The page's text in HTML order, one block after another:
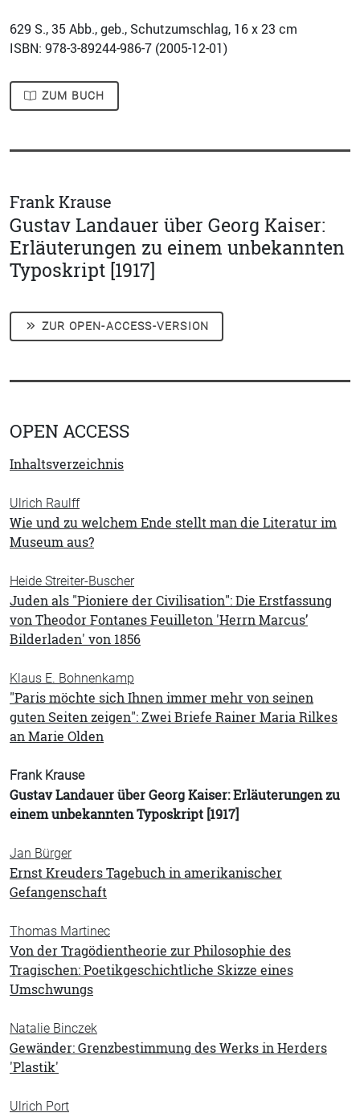
629 S., 35 Abb., geb., Schutzumschlag, 16 x 23 cm
ISBN: 978-3-89244-986-7 (2005-12-01)
ZUM BUCH
Frank Krause
Gustav Landauer über Georg Kaiser:
Erläuterungen zu einem unbekannten
Typoskript [1917]
ZUR OPEN-ACCESS-VERSION
OPEN ACCESS
Inhaltsverzeichnis
Ulrich Raulff
Wie und zu welchem Ende stellt man die Literatur im
Museum aus?
Heide Streiter-Buscher
Juden als "Pioniere der Civilisation": Die Erstfassung
von Theodor Fontanes Feuilleton 'Herrn Marcus’
Bilderladen' von 1856
Klaus E. Bohnenkamp
"Paris möchte sich Ihnen immer mehr von seinen
guten Seiten zeigen": Zwei Briefe Rainer Maria Rilkes
an Marie Olden
Frank Krause
Gustav Landauer über Georg Kaiser: Erläuterungen zu
einem unbekannten Typoskript [1917]
Jan Bürger
Ernst Kreuders Tagebuch in amerikanischer
Gefangenschaft
Thomas Martinec
Von der Tragödientheorie zur Philosophie des
Tragischen: Poetikgeschichtliche Skizze eines
Umschwungs
Natalie Binczek
Gewänder: Grenzbestimmung des Werks in Herders
'Plastik'
Ulrich Port